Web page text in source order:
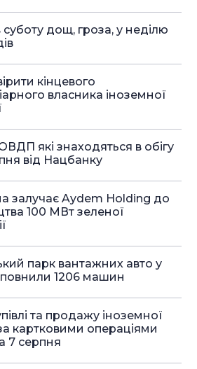
суботу дощ, гроза, у неділю
кінцевого
власника іноземної
які знаходяться в обігу
від Нацбанку
залучає Aydem Holding до
100 МВт зеленої
парк вантажних авто у
1206 машин
та продажу іноземної
картковими операціями
7 серпня